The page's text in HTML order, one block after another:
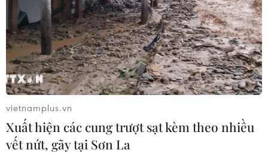
Canh tác biển - động lực mới cho
kinh tế biển Việt Nam
07/08/2026 08:14
Giá vàng hướng tới tuần tăng mạnh
nhất kể từ tháng 1/2026
07/08/2026 08:14
vietnamplus.vn
Xuất hiện các cung trượt sạt kèm theo nhiều
vết nứt, gãy tại Sơn La